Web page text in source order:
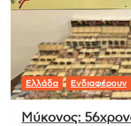
Ελλάδα Ενδιαφέρουν
Μύκονος: